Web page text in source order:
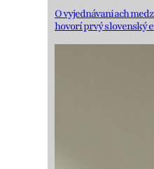
O vyjednávaniach
hovorí prvý slovenský